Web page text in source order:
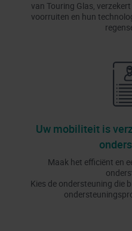
van Touring Glas,
voorruiten en hun
Uw mobiliteit is
Maak het efficiënt en
Kies de ondersteuning die